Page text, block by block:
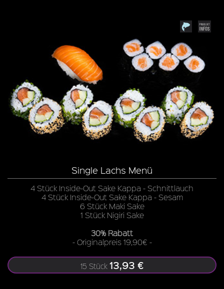
Single Lachs Menü
4 Stück Inside-Out Sake Kappa - Schnittlauch
4 Stück Inside-Out Sake Kappa - Sesam
6 Stück Maki Sake
1 Stück Nigiri Sake
30% Rabatt
- Originalpreis 19,90€ -
15 Stück 13,93 €